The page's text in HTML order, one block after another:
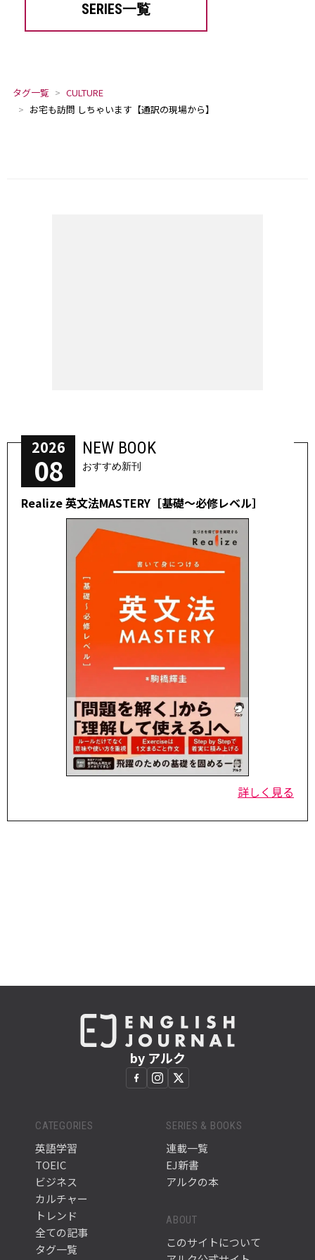
SERIES一覧
タグ一覧
CULTURE
お宅も訪問 しちゃいます【通訳の現場から】
2026
08
NEW BOOK
おすすめ新刊
Realize 英文法MASTERY［基礎～必修レベル］
詳しく見る
by アルク
CATEGORIES
英語学習
TOEIC
ビジネス
カルチャー
トレンド
全ての記事
タグ一覧
SERIES & BOOKS
連載一覧
EJ新書
アルクの本
ABOUT
このサイトについて